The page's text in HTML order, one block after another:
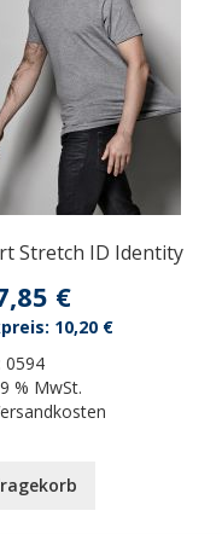
Stretch ID Identity
€
0594
% MwSt.
10,20 €